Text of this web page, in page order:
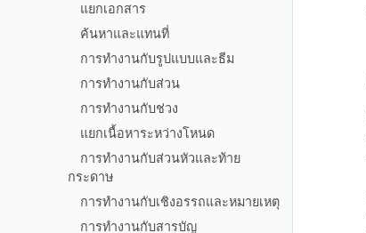
แยกเอกสาร
ค้นหาและแทนที่
การทำงานกับรูปแบบและธีม
การทำงานกับส่วน
การทำงานกับช่วง
แยกเนื้อหาระหว่างโหนด
การทำงานกับส่วนหัวและท้าย
กระดาษ
การทำงานกับเชิงอรรถและหมายเหตุ
การทำงานกับสารบัญ